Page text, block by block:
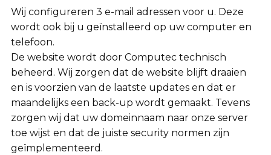
Wij configureren 3 e-mail adressen voor u. Deze
wordt ook bij u geïnstalleerd op uw computer en
telefoon.
De website wordt door Computec technisch
beheerd. Wij zorgen dat de website blijft draaien
en is voorzien van de laatste updates en dat er
maandelijks een back-up wordt gemaakt. Tevens
zorgen wij dat uw domeinnaam naar onze server
toe wijst en dat de juiste security normen zijn
geïmplementeerd.